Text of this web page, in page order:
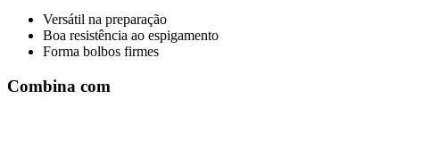
Versátil na preparação
Boa resistência ao espigamento
Forma bolbos firmes
Combina com